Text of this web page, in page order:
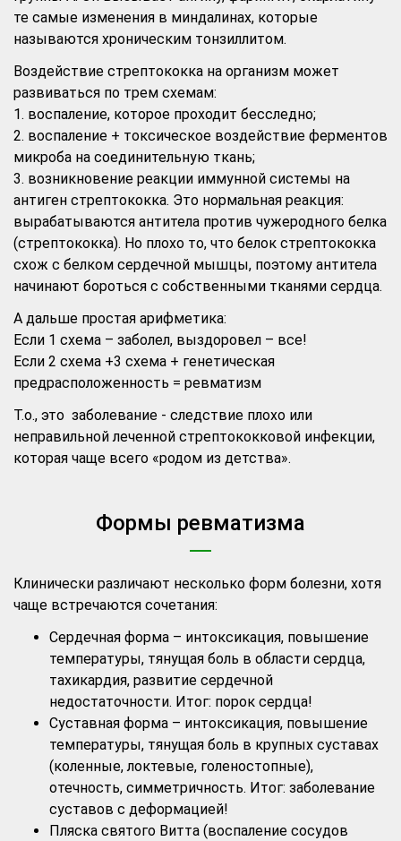
те самые изменения в миндалинах, которые
называются хроническим тонзиллитом.
Воздействие стрептококка на организм может
развиваться по трем схемам:
1. воспаление, которое проходит бесследно;
2. воспаление + токсическое воздействие ферментов
микроба на соединительную ткань;
3. возникновение реакции иммунной системы на
антиген стрептококка. Это нормальная реакция:
вырабатываются антитела против чужеродного белка
(стрептококка). Но плохо то, что белок стрептококка
схож с белком сердечной мышцы, поэтому антитела
начинают бороться с собственными тканями сердца.
А дальше простая арифметика:
Если 1 схема – заболел, выздоровел – все!
Если 2 схема +3 схема + генетическая
предрасположенность = ревматизм
Т.о., это заболевание - следствие плохо или
неправильной леченной стрептококковой инфекции,
которая чаще всего «родом из детства».
Формы ревматизма
Клинически различают несколько форм болезни, хотя
чаще встречаются сочетания:
Сердечная форма – интоксикация, повышение
температуры, тянущая боль в области сердца,
тахикардия, развитие сердечной
недостаточности. Итог: порок сердца!
Суставная форма – интоксикация, повышение
температуры, тянущая боль в крупных суставах
(коленные, локтевые, голеностопные),
отечность, симметричность. Итог: заболевание
суставов с деформацией!
Пляска святого Витта (воспаление сосудов